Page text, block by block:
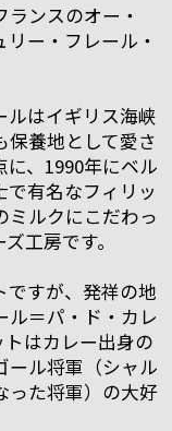
ンスのオー・
ー・フレール・
ルはイギリス海峡
養地として愛さ
、1990年にベル
有名なフィリッ
ミルクにこだわっ
工房です。
ですが、発祥の地
ル＝パ・ド・カレ
はカレー出身の
ール将軍（シャル
った将軍）の大好